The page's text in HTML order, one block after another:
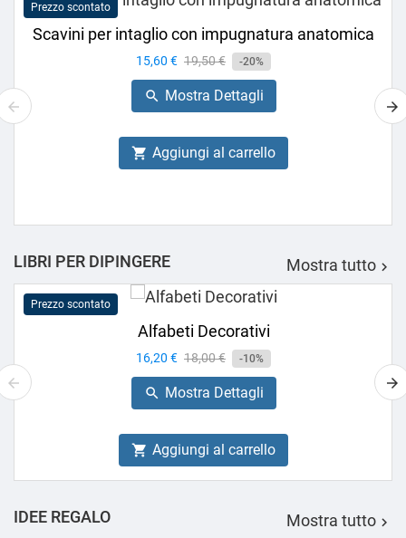
Prezzo scontato
Scavini per intaglio con impugnatura anatomica
Prezzo
15,60 € Prezzo
base
19,50 € -20%
 Mostra Dettagli
 Aggiungi al carrello
LIBRI PER DIPINGERE Mostra tutto 
Prezzo scontato
Alfabeti Decorativi
Prezzo
16,20 € Prezzo
base
18,00 € -10%
 Mostra Dettagli
 Aggiungi al carrello
IDEE REGALO Mostra tutto 